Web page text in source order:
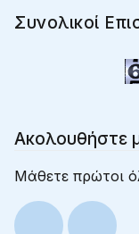
Συνολικοί
Ακολουθήστε
Μάθετε πρώτοι